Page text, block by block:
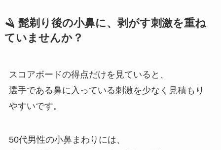
🪒 髭剃り後の小鼻に、剥がす刺激を重ね
ていませんか？
スコアボードの得点だけを見ていると、
選手である鼻に入っている刺激を少なく見積もり
やすいです。
50代男性の小鼻まわりには、